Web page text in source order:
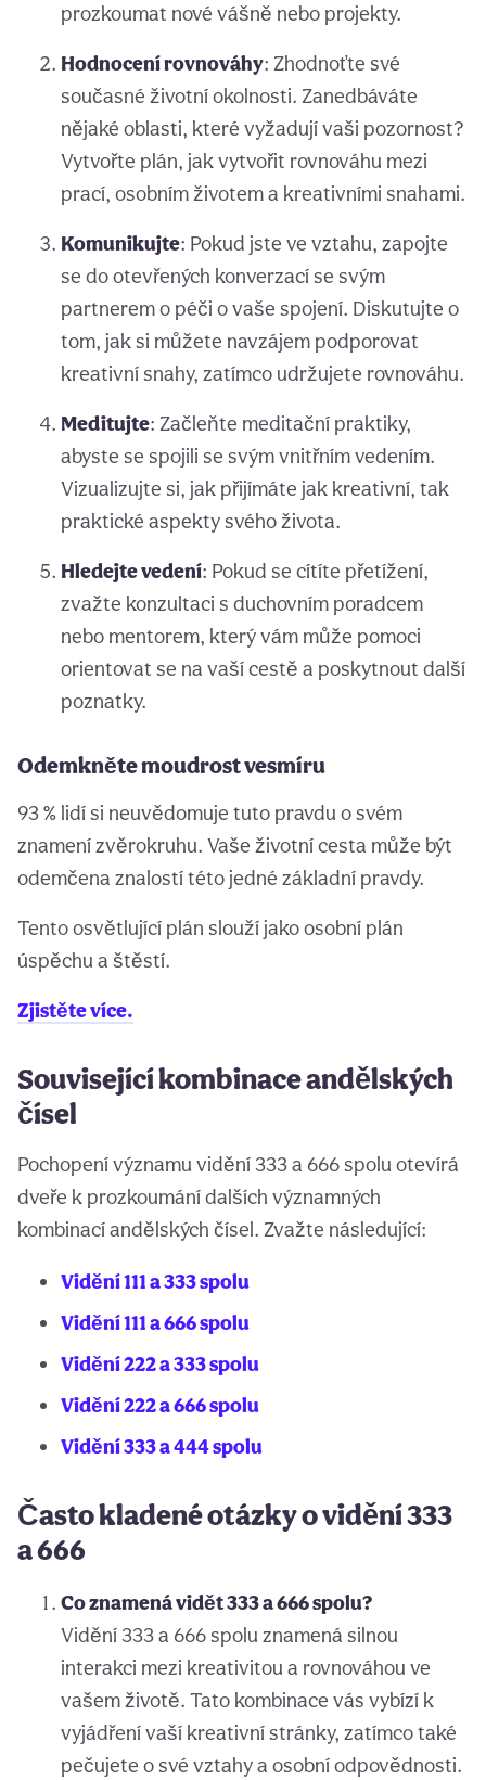
prozkoumat nové vášně nebo projekty.
Hodnocení rovnováhy: Zhodnoťte své
současné životní okolnosti. Zanedbáváte
nějaké oblasti, které vyžadují vaši pozornost?
Vytvořte plán, jak vytvořit rovnováhu mezi
prací, osobním životem a kreativními snahami.
Komunikujte: Pokud jste ve vztahu, zapojte
se do otevřených konverzací se svým
partnerem o péči o vaše spojení. Diskutujte o
tom, jak si můžete navzájem podporovat
kreativní snahy, zatímco udržujete rovnováhu.
Meditujte: Začleňte meditační praktiky,
abyste se spojili se svým vnitřním vedením.
Vizualizujte si, jak přijímáte jak kreativní, tak
praktické aspekty svého života.
Hledejte vedení: Pokud se cítíte přetížení,
zvažte konzultaci s duchovním poradcem
nebo mentorem, který vám může pomoci
orientovat se na vaší cestě a poskytnout další
poznatky.
Odemkněte moudrost vesmíru
93 % lidí si neuvědomuje tuto pravdu o svém
znamení zvěrokruhu. Vaše životní cesta může být
odemčena znalostí této jedné základní pravdy.
Tento osvětlující plán slouží jako osobní plán
úspěchu a štěstí.
Zjistěte více.
Související kombinace andělských
čísel
Pochopení významu vidění 333 a 666 spolu otevírá
dveře k prozkoumání dalších významných
kombinací andělských čísel. Zvažte následující:
Vidění 111 a 333 spolu
Vidění 111 a 666 spolu
Vidění 222 a 333 spolu
Vidění 222 a 666 spolu
Vidění 333 a 444 spolu
Často kladené otázky o vidění 333
a 666
Co znamená vidět 333 a 666 spolu?
Vidění 333 a 666 spolu znamená silnou
interakci mezi kreativitou a rovnováhou ve
vašem životě. Tato kombinace vás vybízí k
vyjádření vaší kreativní stránky, zatímco také
pečujete o své vztahy a osobní odpovědnosti.